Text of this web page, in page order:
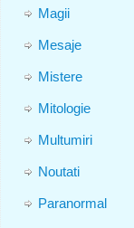
Magii
Mesaje
Mistere
Mitologie
Multumiri
Noutati
Paranormal